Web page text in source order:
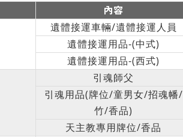
內容
遺體接運車輛/遺體接運人員
遺體接運用品-(中式)
遺體接運用品-(西式)
引魂師父
引魂用品(牌位/童男女/招魂幡/
竹/香品)
天主教專用牌位/香品